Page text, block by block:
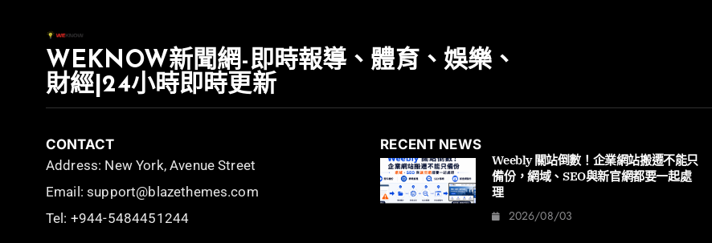
WEKNOW新聞網-即時報導、體育、娛樂、
財經|24小時即時更新
CONTACT
Address: New York, Avenue Street
Email: support@blazethemes.com
Tel: +944-5484451244
RECENT NEWS
Weebly 關站倒數！企業網站搬遷不能只
備份，網域、SEO與新官網都要一起處
理
2026/08/03